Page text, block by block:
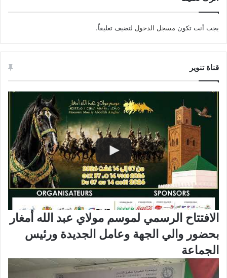
يجب أنت تكون مسجل الدخول لتضيف تعليقاً.
قناة تنوير
الافتتاح الرسمي لموسم مولاي عبد الله أمغار
بحضور والي الجهة وعامل الجديدة ورئيس
الجماعة